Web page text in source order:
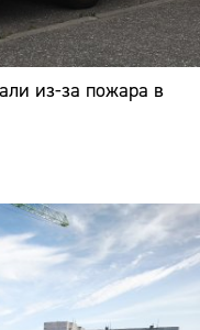
из-за пожара в